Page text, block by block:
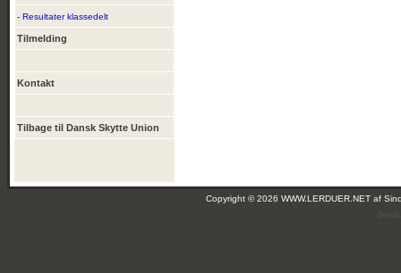
- Resultater klassedelt
Tilmelding
Kontakt
Tilbage til Dansk Skytte Union
Copyright © 2026 WWW.LERDUER.NET af